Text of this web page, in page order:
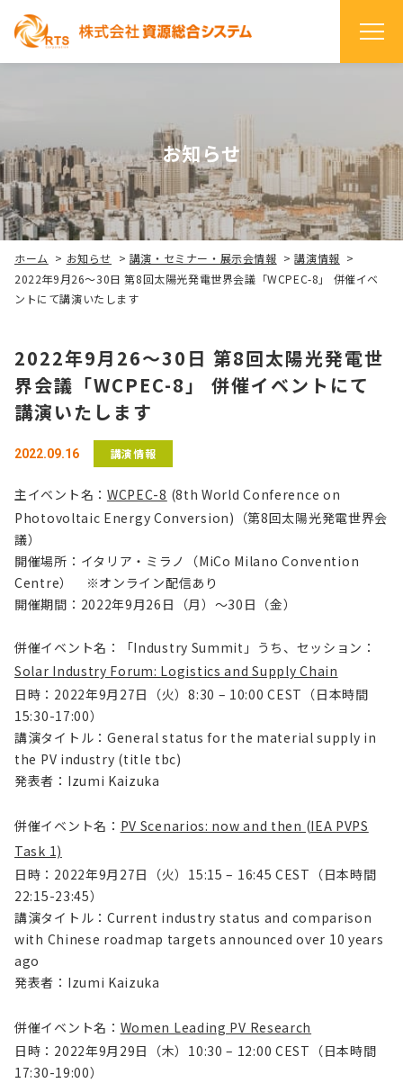
お知らせ
ホーム > お知らせ > 講演・セミナー・展示会情報 >講演情報 >
2022年9月26～30日 第8回太陽光発電世界会議「WCPEC-8」 併催イベ
ントにて講演いたします
2022年9月26～30日 第8回太陽光発電世
界会議「WCPEC-8」 併催イベントにて
講演いたします
2022.09.16 講演情報
主イベント名： WCPEC-8 (8th World Conference on
Photovoltaic Energy Conversion)（第8回太陽光発電世界会
議）
開催場所：イタリア・ミラノ（MiCo Milano Convention
Centre） ※オンライン配信あり
開催期間： 2022年9月26日（月）～30日（金）
併催イベント名：「Industry Summit」うち、セッション：
Solar Industry Forum: Logistics and Supply Chain
日時：2022年9月27日（火）8:30 – 10:00 CEST（日本時間
15:30-17:00）
講演タイトル：General status for the material supply in
the PV industry (title tbc)
発表者：Izumi Kaizuka
併催イベント名： PV Scenarios: now and then (IEA PVPS
Task 1)
日時：2022年9月27日（火） 15:15 – 16:45CEST（日本時間
22:15-23:45）
講演タイトル：Current industry status and comparison
with Chinese roadmap targets announced over 10 years
ago
発表者：Izumi Kaizuka
併催イベント名： Women Leading PV Research
日時：2022年9月29日（木）10:30 – 12:00 CEST（日本時間
17:30-19:00）